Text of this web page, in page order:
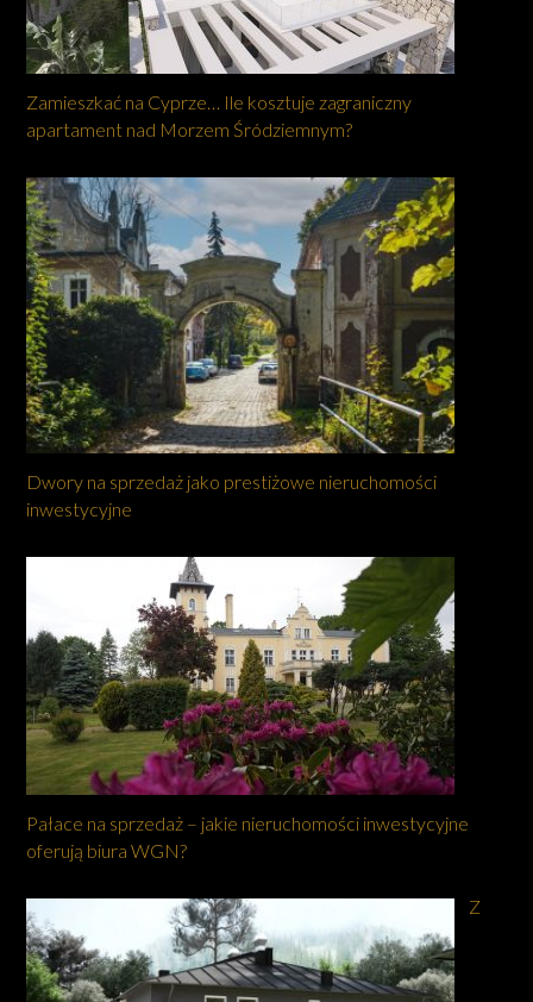
Zamieszkać na Cyprze… Ile kosztuje zagraniczny
apartament nad Morzem Śródziemnym?
Dwory na sprzedaż jako prestiżowe nieruchomości
inwestycyjne
Pałace na sprzedaż – jakie nieruchomości inwestycyjne
oferują biura WGN?
Z